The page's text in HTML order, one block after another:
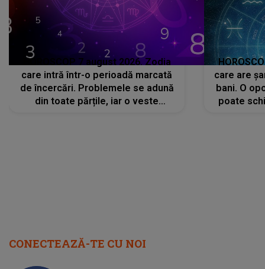
HOROSCOP 7 august 2026. Zodia
care intră într-o perioadă marcată
de încercări. Problemele se adună
din toate părțile, iar o veste
care are
bani. O
poate
CONECTEAZĂ-TE CU NOI